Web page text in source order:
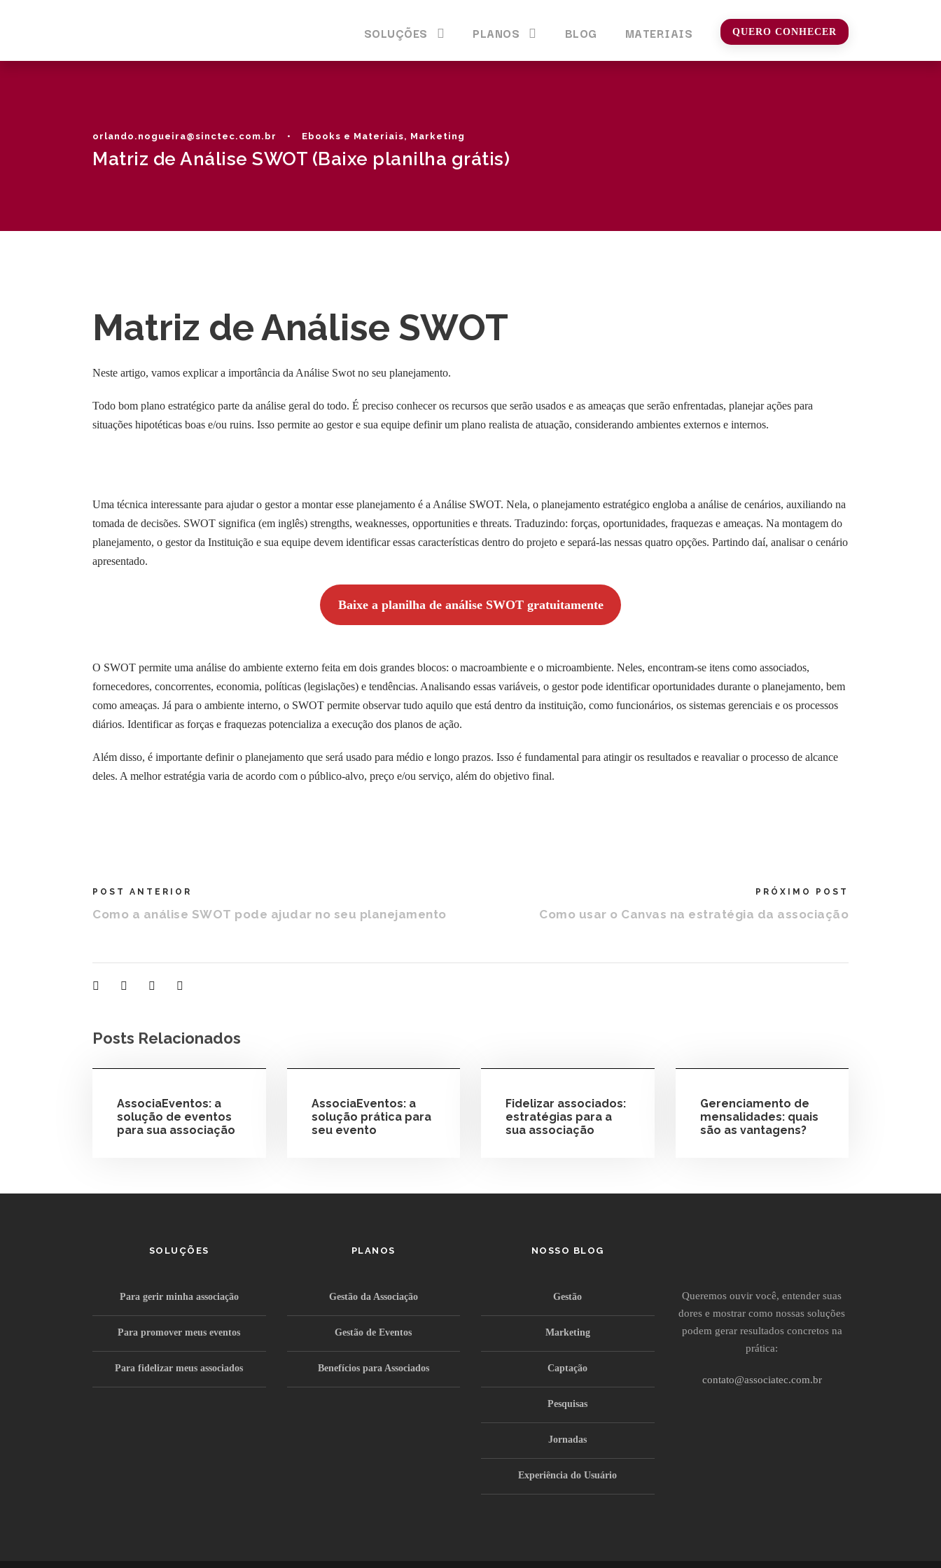
SOLUÇÕES PLANOS BLOG MATERIAIS QUERO CONHECER
orlando.nogueira@sinctec.com.br • Ebooks e Materiais, Marketing
Matriz de Análise SWOT (Baixe planilha grátis)
Matriz de Análise SWOT
Neste artigo, vamos explicar a importância da Análise Swot no seu planejamento.
Todo bom plano estratégico parte da análise geral do todo. É preciso conhecer os recursos que serão usados e as ameaças que serão enfrentadas, planejar ações para
situações hipotéticas boas e/ou ruins. Isso permite ao gestor e sua equipe definir um plano realista de atuação, considerando ambientes externos e internos.
Uma técnica interessante para ajudar o gestor a montar esse planejamento é a Análise SWOT. Nela, o planejamento estratégico engloba a análise de cenários, auxiliando na
tomada de decisões. SWOT significa (em inglês) strengths, weaknesses, opportunities e threats. Traduzindo: forças, oportunidades, fraquezas e ameaças. Na montagem do
planejamento, o gestor da Instituição e sua equipe devem identificar essas características dentro do projeto e separá-las nessas quatro opções. Partindo daí, analisar o cenário
apresentado.
Baixe a planilha de análise SWOT gratuitamente
O SWOT permite uma análise do ambiente externo feita em dois grandes blocos: o macroambiente e o microambiente. Neles, encontram-se itens como associados,
fornecedores, concorrentes, economia, políticas (legislações) e tendências. Analisando essas variáveis, o gestor pode identificar oportunidades durante o planejamento, bem
como ameaças. Já para o ambiente interno, o SWOT permite observar tudo aquilo que está dentro da instituição, como funcionários, os sistemas gerenciais e os processos
diários. Identificar as forças e fraquezas potencializa a execução dos planos de ação.
Além disso, é importante definir o planejamento que será usado para médio e longo prazos. Isso é fundamental para atingir os resultados e reavaliar o processo de alcance
deles. A melhor estratégia varia de acordo com o público-alvo, preço e/ou serviço, além do objetivo final.
POST ANTERIOR
Como a análise SWOT pode ajudar no seu planejamento
PRÓXIMO POST
Como usar o Canvas na estratégia da associação
Posts Relacionados
AssociaEventos: a
solução de eventos
para sua associação
AssociaEventos: a
solução prática para
seu evento
Fidelizar associados:
estratégias para a
sua associação
Gerenciamento de
mensalidades: quais
são as vantagens?
SOLUÇÕES
Para gerir minha associação
Para promover meus eventos
Para fidelizar meus associados
PLANOS
Gestão da Associação
Gestão de Eventos
Benefícios para Associados
NOSSO BLOG
Gestão
Marketing
Captação
Pesquisas
Jornadas
Experiência do Usuário
Queremos ouvir você, entender suas
dores e mostrar como nossas soluções
podem gerar resultados concretos na
prática:
contato@associatec.com.br